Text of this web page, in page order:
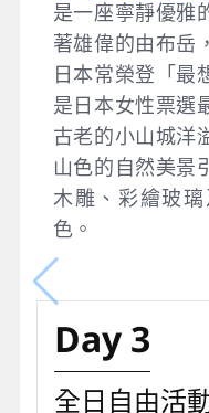
是一座寧靜優雅
著雄偉的由布岳
日本常榮登「最
是日本女性票選
古老的小山城洋
山色的自然美景
木雕、彩繪玻
色。
Day 3
全日自由活